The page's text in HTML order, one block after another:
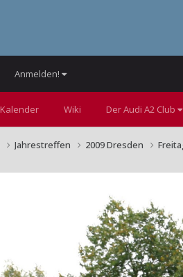
Kalender Wiki Der Audi A2 Club
Anmelden!
Jahrestreffen 2009 Dresden